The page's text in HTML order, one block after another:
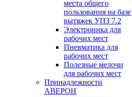
места общего
пользования на базе
вытяжек УПЗ 7.2
Электроника для
рабочих мест
Пневматика для
рабочих мест
Полезные мелочи
для рабочих мест
Принадлежности
АВЕРОН